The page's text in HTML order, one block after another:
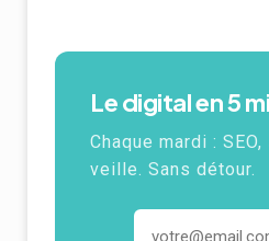
Le digital en 5
Chaque mardi :
veille. Sans détour.